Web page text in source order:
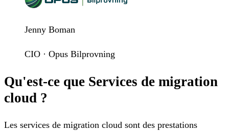
Jenny Boman
CIO · Opus Bilprovning
Qu'est-ce que Services de migration
cloud ?
Les services de migration cloud sont des prestations